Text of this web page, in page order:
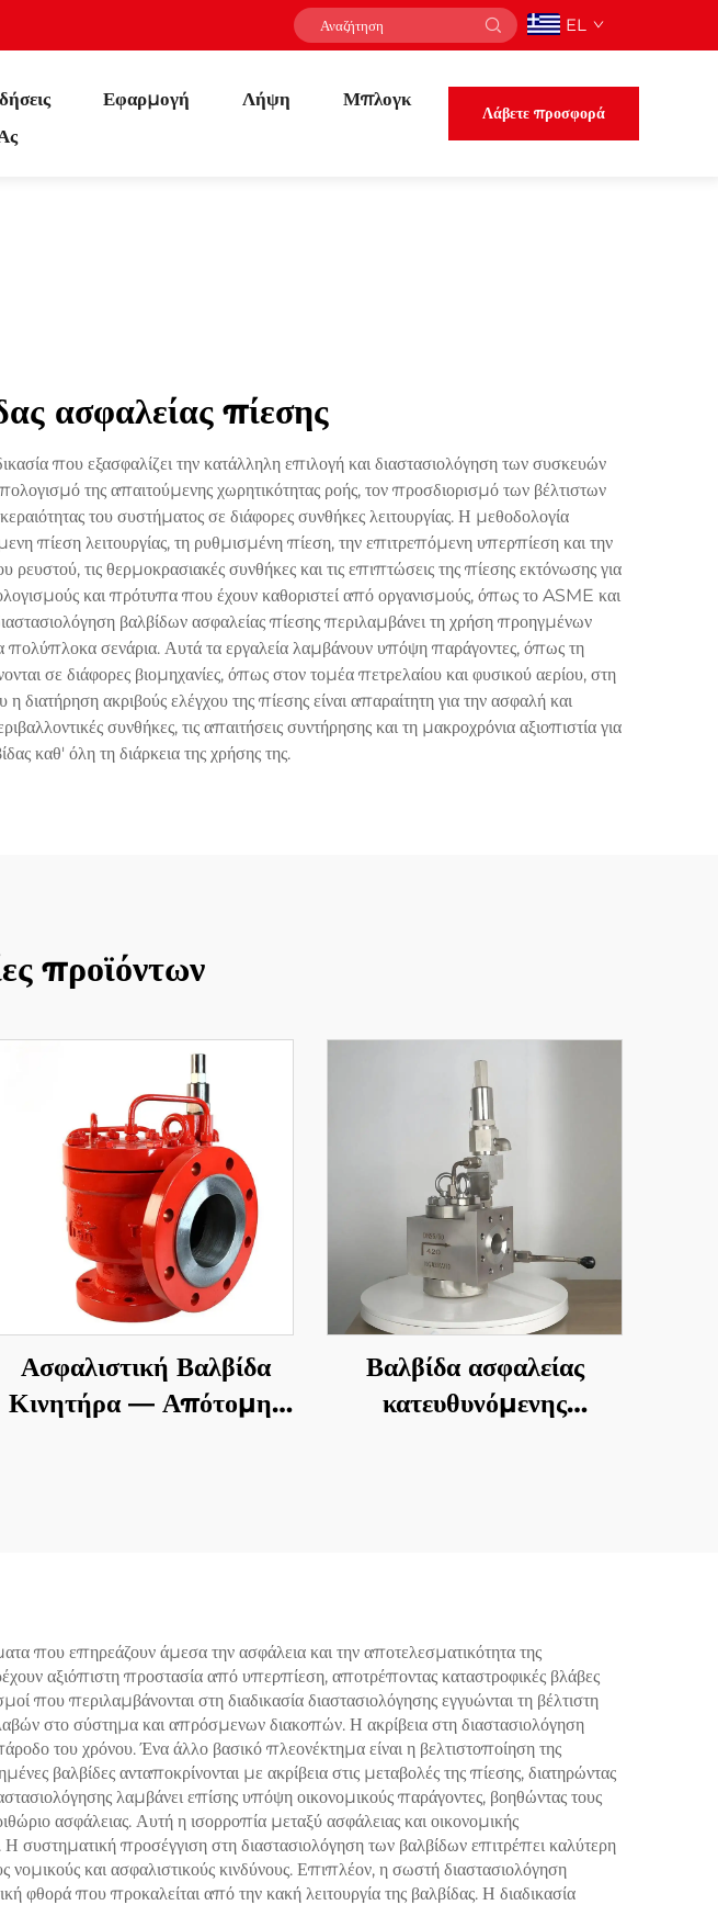
EL
Εφαρμογή Λήψη
Μπλογκ
Λάβετε προσφορά
ασφαλείας πίεσης
που εξασφαλίζει την κατάλληλη επιλογή και διαστασιολόγηση των συσκευών
της απαιτούμενης χωρητικότητας ροής, τον προσδιορισμό των βέλτιστων
του συστήματος σε διάφορες συνθήκες λειτουργίας. Η μεθοδολογία
πίεση λειτουργίας, τη ρυθμισμένη πίεση, την επιτρεπόμενη υπερπίεση και την
τις θερμοκρασιακές συνθήκες και τις επιπτώσεις της πίεσης εκτόνωσης για
και πρότυπα που έχουν καθοριστεί από οργανισμούς, όπως το ASME και
βαλβίδων ασφαλείας πίεσης περιλαμβάνει τη χρήση προηγμένων
πολύπλοκα σενάρια. Αυτά τα εργαλεία λαμβάνουν υπόψη παράγοντες, όπως τη
σε διάφορες βιομηχανίες, όπως στον τομέα πετρελαίου και φυσικού αερίου, στη
ακριβούς ελέγχου της πίεσης είναι απαραίτητη για την ασφαλή και
συνθήκες, τις απαιτήσεις συντήρησης και τη μακροχρόνια αξιοπιστία για
καθ' όλη τη διάρκεια της χρήσης της.
προϊόντων
Ασφαλιστική Βαλβίδα
Κινητήρα — Απότομης
Βαλβίδα ασφαλείας
κατευθυνόμενης
που επηρεάζουν άμεσα την ασφάλεια και την αποτελεσματικότητα της
αξιόπιστη προστασία από υπερπίεση, αποτρέποντας καταστροφικές βλάβες
που περιλαμβάνονται στη διαδικασία διαστασιολόγησης εγγυώνται τη βέλτιστη
στο σύστημα και απρόσμενων διακοπών. Η ακρίβεια στη διαστασιολόγηση
του χρόνου. Ένα άλλο βασικό πλεονέκτημα είναι η βελτιστοποίηση της
βαλβίδες ανταποκρίνονται με ακρίβεια στις μεταβολές της πίεσης, διατηρώντας
λαμβάνει επίσης υπόψη οικονομικούς παράγοντες, βοηθώντας τους
ασφάλειας. Αυτή η ισορροπία μεταξύ ασφάλειας και οικονομικής
συστηματική προσέγγιση στη διαστασιολόγηση των βαλβίδων επιτρέπει καλύτερη
νομικούς και ασφαλιστικούς κινδύνους. Επιπλέον, η σωστή διαστασιολόγηση
φθορά που προκαλείται από την κακή λειτουργία της βαλβίδας. Η διαδικασία